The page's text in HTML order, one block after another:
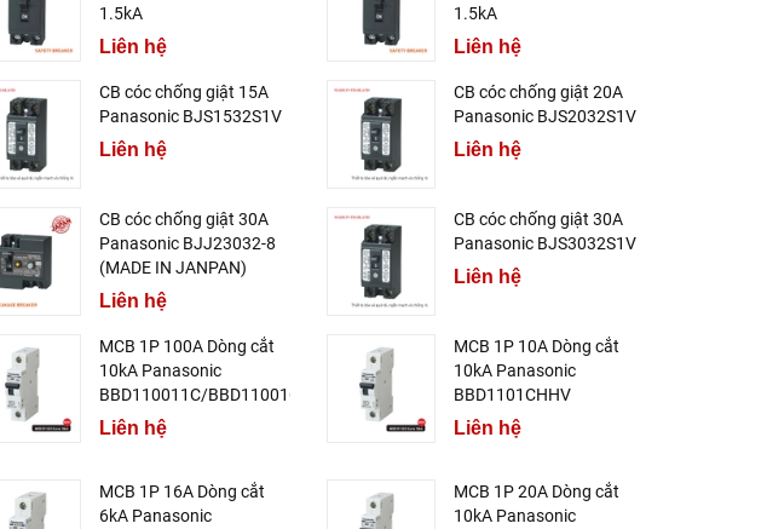
1.5kA
Liên hệ
1.5kA
Liên hệ
CB cóc chống giật 15A
Panasonic BJS1532S1V
Liên hệ
CB cóc chống giật 20A
Panasonic BJS2032S1V
Liên hệ
CB cóc chống giật 30A
Panasonic BJJ23032-8
(MADE IN JANPAN)
Liên hệ
CB cóc chống giật 30A
Panasonic BJS3032S1V
Liên hệ
MCB 1P 100A Dòng cắt
10kA Panasonic
BBD110011C/BBD11001CHV
Liên hệ
MCB 1P 10A Dòng cắt
10kA Panasonic
BBD1101CHHV
Liên hệ
MCB 1P 16A Dòng cắt
6kA Panasonic
MCB 1P 20A Dòng cắt
10kA Panasonic